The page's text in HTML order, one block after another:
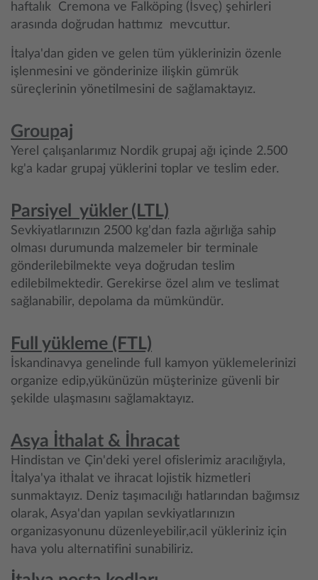
haftalık Cremona ve Falköping (İsveç) şehirleri
arasında doğrudan hattımız mevcuttur.
İtalya'dan giden ve gelen tüm yüklerinizin özenle
işlenmesini ve gönderinize ilişkin gümrük
süreçlerinin yönetilmesini de sağlamaktayız.
Groupaj
Yerel çalışanlarımız Nordik grupaj ağı içinde 2.500
kg'a kadar grupaj yüklerini toplar ve teslim eder.
Parsiyel yükler (LTL)
Sevkiyatlarınızın 2500 kg'dan fazla ağırlığa sahip
olması durumunda malzemeler bir terminale
gönderilebilmekte veya doğrudan teslim
edilebilmektedir. Gerekirse özel alım ve teslimat
sağlanabilir, depolama da mümkündür.
Full yükleme (FTL)
İskandinavya genelinde full kamyon yüklemelerinizi
organize edip,yükünüzün müşterinize güvenli bir
şekilde ulaşmasını sağlamaktayız.
Asya İthalat & İhracat
Hindistan ve Çin'deki yerel ofislerimiz aracılığıyla,
İtalya'ya ithalat ve ihracat lojistik hizmetleri
sunmaktayız. Deniz taşımacılığı hatlarından bağımsız
olarak, Asya'dan yapılan sevkiyatlarınızın
organizasyonunu düzenleyebilir,acil yükleriniz için
hava yolu alternatifini sunabiliriz.